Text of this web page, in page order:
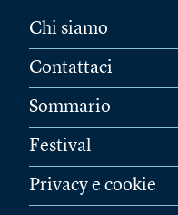
Chi siamo
Contattaci
Sommario
Festival
Privacy e cookie